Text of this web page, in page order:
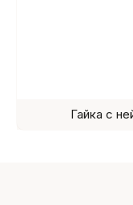
Гайка с